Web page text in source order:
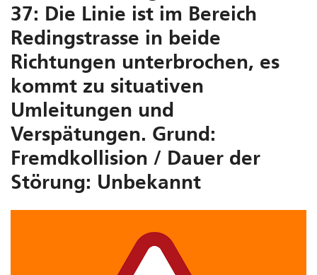
37: Die Linie ist im Bereich
Redingstrasse in beide
Richtungen unterbrochen, es
kommt zu situativen
Umleitungen und
Verspätungen. Grund:
Fremdkollision / Dauer der
Störung: Unbekannt